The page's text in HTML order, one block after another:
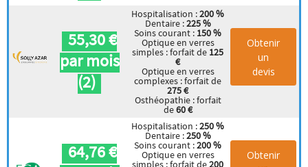
55,30 €
par mois
(2)
Hospitalisation :200 %
Dentaire :225 %
Soins courant : 150 %
Optique en verres
simples : forfait de 125
€
Optique en verres
complexes : forfait de
275 €
Osthéopathie : forfait
de60 €
Obtenir
un
devis
64,76 €
Hospitalisation :250 %
Dentaire :250 %
Soins courant :200 %
Optique en verres
simples : forfait de200
Obtenir